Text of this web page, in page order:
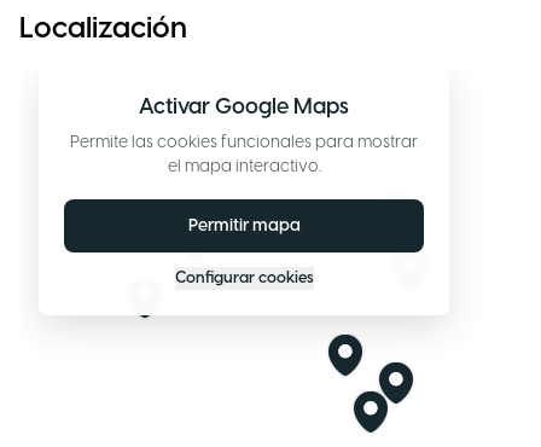
Localización
Activar Google Maps
Permite las cookies funcionales para mostrar
el mapa interactivo.
Permitir mapa
Configurar cookies